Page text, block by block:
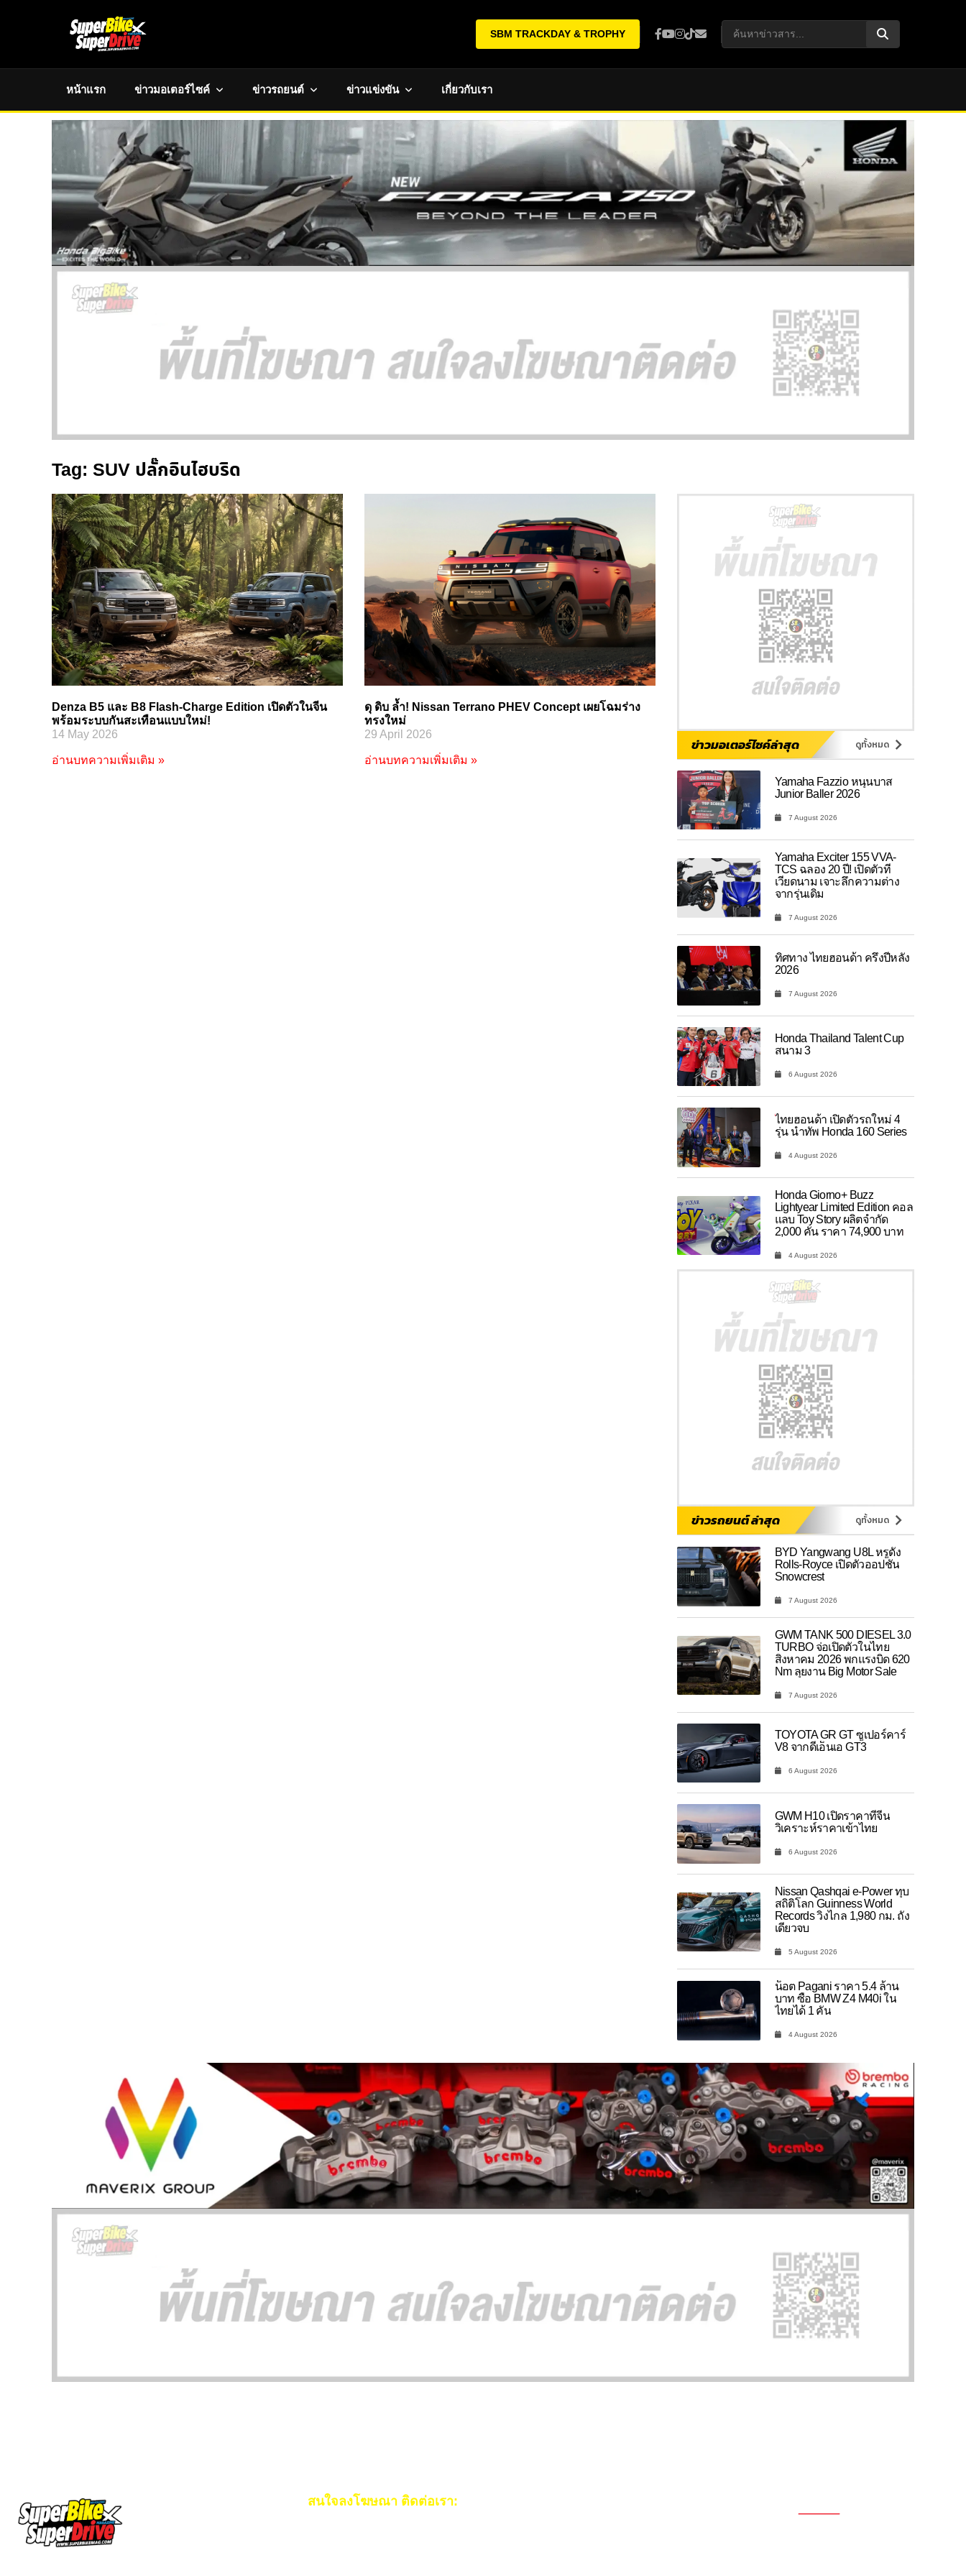
SBM TRACKDAY & TROPHY
หน้าแรก ข่าวมอเตอร์ไซค์ ข่าวรถยนต์ ข่าวแข่งขัน เกี่ยวกับเรา
Tag: SUV ปลั๊กอินไฮบริด
Denza B5 และ B8 Flash-Charge Edition เปิดตัวในจีน
พร้อมระบบกันสะเทือนแบบใหม่!
14 May 2026
อ่านบทความเพิ่มเติม »
ดุ ดิบ ล้ำ! Nissan Terrano PHEV Concept เผยโฉมร่าง
ทรงใหม่
29 April 2026
อ่านบทความเพิ่มเติม »
ข่าวมอเตอร์ไซค์ล่าสุด ดูทั้งหมด
Yamaha Fazzio หนุนบาส
Junior Baller 2026
7 August 2026
Yamaha Exciter 155 VVA-
TCS ฉลอง 20 ปี! เปิดตัวที่
เวียดนาม เจาะลึกความต่าง
จากรุ่นเดิม
7 August 2026
ทิศทาง ไทยฮอนด้า ครึ่งปีหลัง
2026
7 August 2026
Honda Thailand Talent Cup
สนาม 3
6 August 2026
ไทยฮอนด้า เปิดตัวรถใหม่ 4
รุ่น นำทัพ Honda 160 Series
4 August 2026
Honda Giorno+ Buzz
Lightyear Limited Edition คอล
แลบ Toy Story ผลิตจำกัด
2,000 คัน ราคา 74,900 บาท
4 August 2026
ข่าวรถยนต์ ล่าสุด ดูทั้งหมด
BYD Yangwang U8L หรูดั่ง
Rolls-Royce เปิดตัวออปชัน
Snowcrest
7 August 2026
GWM TANK 500 DIESEL 3.0
TURBO จ่อเปิดตัวในไทย
สิงหาคม 2026 พกแรงบิด 620
Nm ลุยงาน Big Motor Sale
7 August 2026
TOYOTA GR GT ซูเปอร์คาร์
V8 จากดีเอ็นเอ GT3
6 August 2026
GWM H10 เปิดราคาที่จีน
วิเคราะห์ราคาเข้าไทย
6 August 2026
Nissan Qashqai e-Power ทุบ
สถิติโลก Guinness World
Records วิ่งไกล 1,980 กม. ถัง
เดียวจบ
5 August 2026
น็อต Pagani ราคา 5.4 ล้าน
บาท ซื้อ BMW Z4 M40i ใน
ไทยได้ 1 คัน
4 August 2026
สนใจลงโฆษณา ติดต่อเรา: